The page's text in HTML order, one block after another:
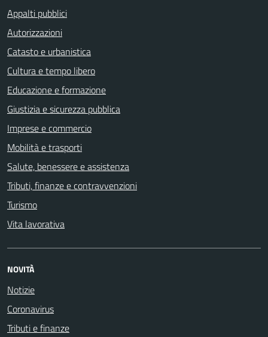
Appalti pubblici
Autorizzazioni
Catasto e urbanistica
Cultura e tempo libero
Educazione e formazione
Giustizia e sicurezza pubblica
Imprese e commercio
Mobilità e trasporti
Salute, benessere e assistenza
Tributi, finanze e contravvenzioni
Turismo
Vita lavorativa
NOVITÀ
Notizie
Coronavirus
Tributi e finanze